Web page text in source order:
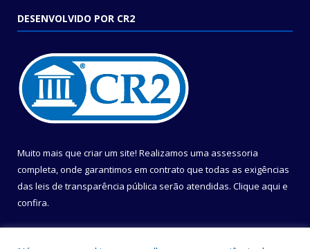
DESENVOLVIDO POR CR2
Muito mais que criar um site! Realizamos uma assessoria
completa, onde garantimos em contrato que todas as exigências
das leis de transparência pública serão atendidas. Clique aqui e
confira.